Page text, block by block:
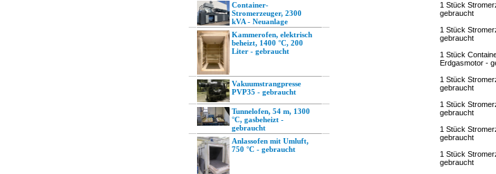
Container-
Stromerzeuger, 2300
kVA - Neuanlage
Kammerofen, elektrisch
beheizt, 1400 °C, 200
Liter - gebraucht
Vakuumstrangpresse
PVP35 - gebraucht
Tunnelofen, 54 m, 1300
°C, gasbeheizt -
gebraucht
Anlassofen mit Umluft,
750 °C - gebraucht
1 Stück
gebraucht
1 Stück
gebraucht
1 Stück
Erdgasmotor -
1 Stück
gebraucht
1 Stück
gebraucht
1 Stück
gebraucht
1 Stück
gebraucht